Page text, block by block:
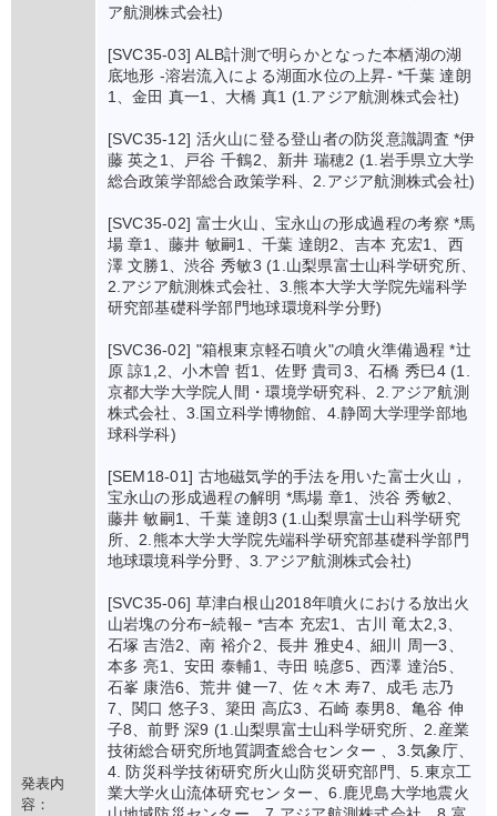
発表内
容：
ア航測株式会社)
[SVC35-03] ALB計測で明らかとなった本栖湖の湖
底地形 -溶岩流入による湖面水位の上昇- *千葉 達朗
1、金田 真一1、大橋 真1 (1.アジア航測株式会社)
[SVC35-12] 活火山に登る登山者の防災意識調査 *伊
藤 英之1、戸谷 千鶴2、新井 瑞穂2 (1.岩手県立大学
総合政策学部総合政策学科、2.アジア航測株式会社)
[SVC35-02] 富士火山、宝永山の形成過程の考察 *馬
場 章1、藤井 敏嗣1、千葉 達朗2、吉本 充宏1、西
澤 文勝1、渋谷 秀敏3 (1.山梨県富士山科学研究所、
2.アジア航測株式会社、3.熊本大学大学院先端科学
研究部基礎科学部門地球環境科学分野)
[SVC36-02] "箱根東京軽石噴火"の噴火準備過程 *辻
原 諒1,2、小木曽 哲1、佐野 貴司3、石橋 秀巳4 (1.
京都大学大学院人間・環境学研究科、2.アジア航測
株式会社、3.国立科学博物館、4.静岡大学理学部地
球科学科)
[SEM18-01] 古地磁気学的手法を用いた富士火山，
宝永山の形成過程の解明 *馬場 章1、渋谷 秀敏2、
藤井 敏嗣1、千葉 達朗3 (1.山梨県富士山科学研究
所、2.熊本大学大学院先端科学研究部基礎科学部門
地球環境科学分野、3.アジア航測株式会社)
[SVC35-06] 草津白根山2018年噴火における放出火
山岩塊の分布−続報− *吉本 充宏1、古川 竜太2,3、
石塚 吉浩2、南 裕介2、長井 雅史4、細川 周一3、
本多 亮1、安田 泰輔1、寺田 暁彦5、西澤 達治5、
石峯 康浩6、荒井 健一7、佐々木 寿7、成毛 志乃
7、関口 悠子3、簗田 高広3、石崎 泰男8、亀谷 伸
子8、前野 深9 (1.山梨県富士山科学研究所、2.産業
技術総合研究所地質調査総合センター 、3.気象庁、
4. 防災科学技術研究所火山防災研究部門、5.東京工
業大学火山流体研究センター、6.鹿児島大学地震火